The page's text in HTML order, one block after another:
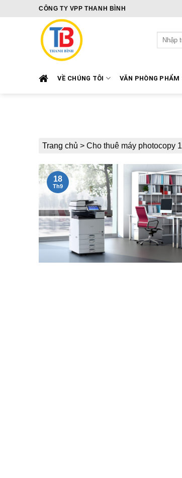
CÔNG TY VPP THANH BÌNH
Tìm
kiếm:
VỀ CHÚNG TÔI VĂN PHÒNG PHẨM
Trang chủ > Cho thuê máy photocopy 1
18
Th9